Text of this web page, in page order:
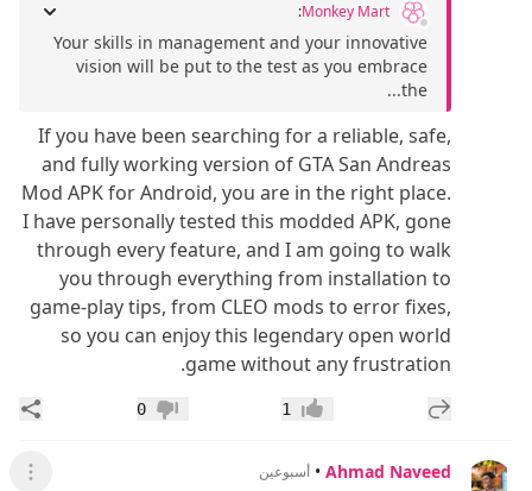
Monkey Mart
:
Your skills in management and your innovative
vision will be put to the test as you embrace
the...
If you have been searching for a reliable, safe,
and fully working version of GTA San Andreas
Mod APK for Android, you are in the right place.
I have personally tested this modded APK, gone
through every feature, and I am going to walk
you through everything from installation to
game-play tips, from CLEO mods to error fixes,
so you can enjoy this legendary open world
game without any frustration.
إضافة رد جديد إعجاب1 عدم إعجاب
0
Ahmad Naveed
• أسبوعين عرض